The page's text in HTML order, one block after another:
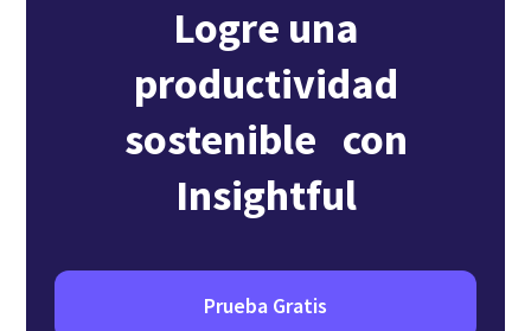
Logre una
productividad
sostenible con
Insightful
Prueba Gratis